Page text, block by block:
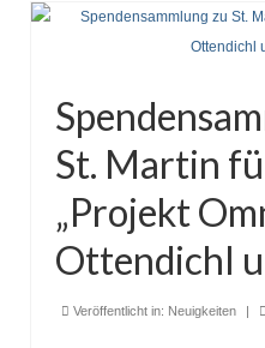
St. Martin
„Projekt
Ottendichl
Veröffentlicht in: Neuigkeiten |